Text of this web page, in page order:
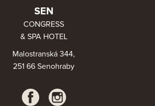
SEN
CONGRESS
& SPA HOTEL
Malostranská 344,
251 66 Senohraby